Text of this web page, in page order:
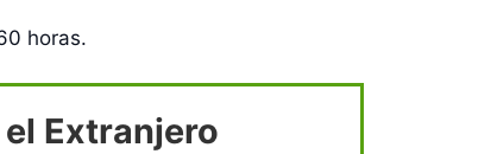
horas.
Extranjero